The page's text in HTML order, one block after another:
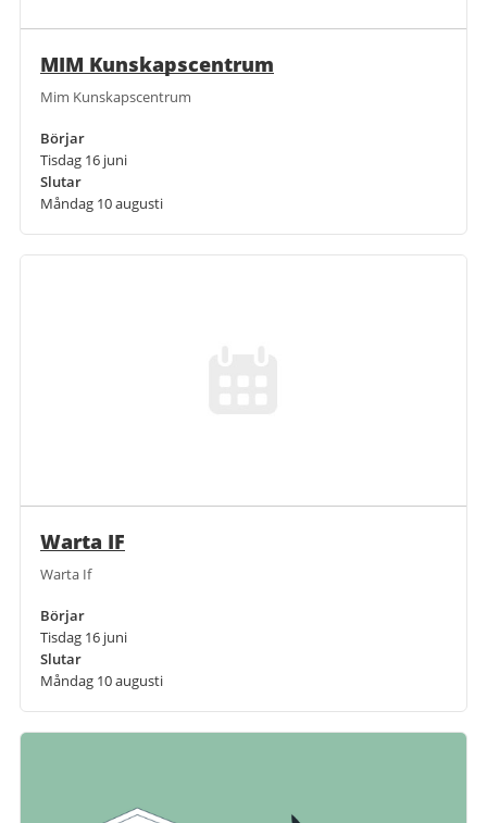
MIM Kunskapscentrum
Mim Kunskapscentrum
Börjar
Tisdag 16 juni
Slutar
Måndag 10 augusti
Warta IF
Warta If
Börjar
Tisdag 16 juni
Slutar
Måndag 10 augusti